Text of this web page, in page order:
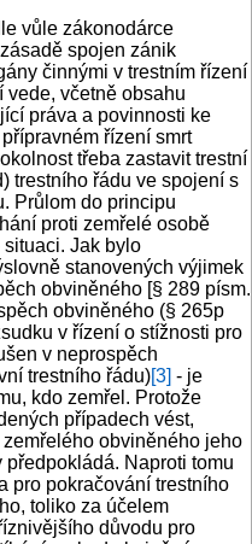
vůle zákonodárce
spojen zánik
činnými v trestním řízení
vede, včetně obsahu
práva a povinnosti ke
řízení smrt
třeba zastavit trestní
trestního řádu ve spojení s
Průlom do principu
proti zemřelé osobě
Jak bylo
stanovených výjimek
obviněného [§ 289 písm.
obviněného (§ 265p
v řízení o stížnosti pro
v neprospěch
trestního řádu)[3] - je
kdo zemřel. Protože
případech vést,
obviněného jeho
Naproti tomu
pro pokračování trestního
toliko za účelem
důvodu pro